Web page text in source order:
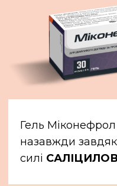
Гель
назавжди
силі